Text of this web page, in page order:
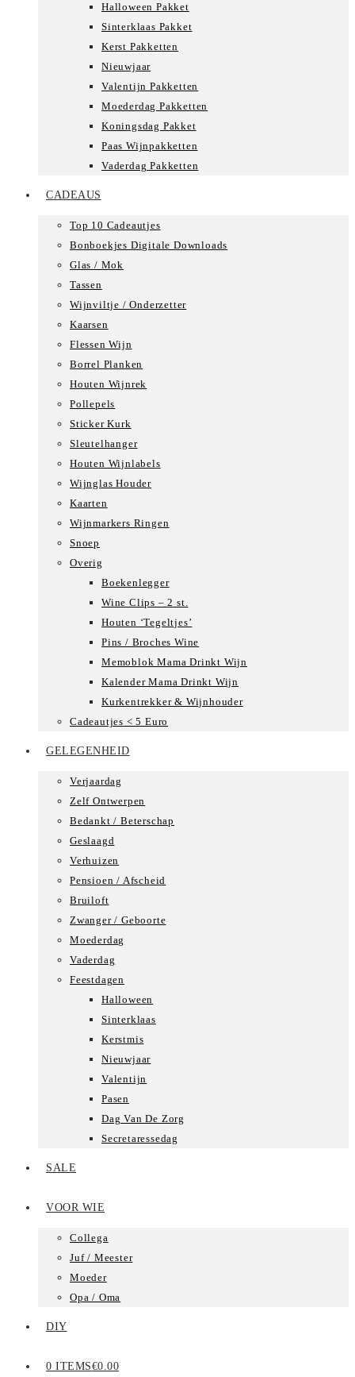
Halloween Pakket
Sinterklaas Pakket
Kerst Pakketten
Nieuwjaar
Valentijn Pakketten
Moederdag Pakketten
Koningsdag Pakket
Paas Wijnpakketten
Vaderdag Pakketten
CADEAUS
Top 10 Cadeautjes
Bonboekjes Digitale Downloads
Glas / Mok
Tassen
Wijnviltje / Onderzetter
Kaarsen
Flessen Wijn
Borrel Planken
Houten Wijnrek
Pollepels
Sticker Kurk
Sleutelhanger
Houten Wijnlabels
Wijnglas Houder
Kaarten
Wijnmarkers Ringen
Snoep
Overig
Boekenlegger
Wine Clips – 2 st.
Houten ‘Tegeltjes’
Pins / Broches Wine
Memoblok Mama Drinkt Wijn
Kalender Mama Drinkt Wijn
Kurkentrekker & Wijnhouder
Cadeautjes < 5 Euro
GELEGENHEID
Verjaardag
Zelf Ontwerpen
Bedankt / Beterschap
Geslaagd
Verhuizen
Pensioen / Afscheid
Bruiloft
Zwanger / Geboorte
Moederdag
Vaderdag
Feestdagen
Halloween
Sinterklaas
Kerstmis
Nieuwjaar
Valentijn
Pasen
Dag Van De Zorg
Secretaressedag
SALE
VOOR WIE
Collega
Juf / Meester
Moeder
Opa / Oma
DIY
0 ITEMS€0.00